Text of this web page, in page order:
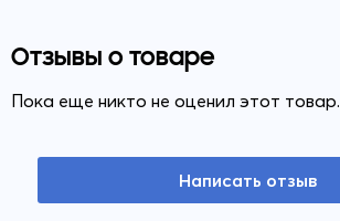
Отзывы о товаре
Пока еще никто не оценил этот товар.
Написать отзыв